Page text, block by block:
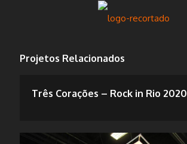
Revestir - 2020
Projetos Relacionados
Três Corações – Rock in Rio 2020